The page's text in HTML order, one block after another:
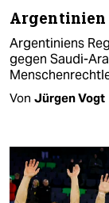
Argentiniens
gegen Saudi-
Von Jürgen Vogt